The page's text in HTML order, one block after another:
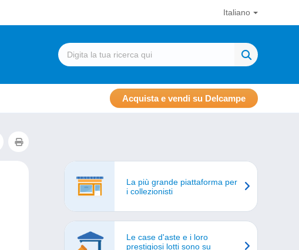
Italiano
Acquista e vendi su Delcampe
La più grande piattaforma per
i collezionisti
Le case d'aste e i loro
prestigiosi lotti sono su